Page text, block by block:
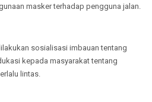
masker terhadap pengguna jalan.
sosialisasi imbauan tentang
kepada masyarakat tentang
lintas.